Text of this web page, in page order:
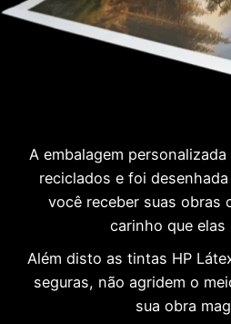
A embalagem
reciclados e foi
você receber suas obras
carinho que elas
Além disto as tintas HP
seguras, não agridem o
sua obra